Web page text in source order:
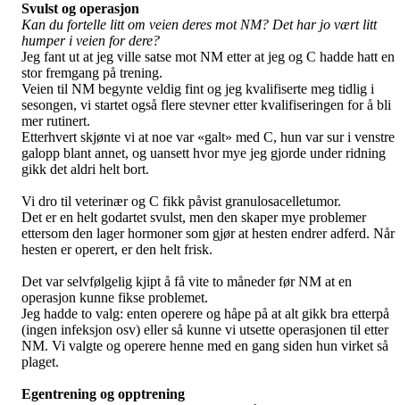
Svulst og operasjon
Kan du fortelle litt om veien deres mot NM? Det har jo vært litt
humper i veien for dere?
Jeg fant ut at jeg ville satse mot NM etter at jeg og C hadde hatt en
stor fremgang på trening.
Veien til NM begynte veldig fint og jeg kvalifiserte meg tidlig i
sesongen, vi startet også flere stevner etter kvalifiseringen for å bli
mer rutinert.
Etterhvert skjønte vi at noe var «galt» med C, hun var sur i venstre
galopp blant annet, og uansett hvor mye jeg gjorde under ridning
gikk det aldri helt bort.
Vi dro til veterinær og C fikk påvist granulosacelletumor.
Det er en helt godartet svulst, men den skaper mye problemer
ettersom den lager hormoner som gjør at hesten endrer adferd. Når
hesten er operert, er den helt frisk.
Det var selvfølgelig kjipt å få vite to måneder før NM at en
operasjon kunne fikse problemet.
Jeg hadde to valg: enten operere og håpe på at alt gikk bra etterpå
(ingen infeksjon osv) eller så kunne vi utsette operasjonen til etter
NM. Vi valgte og operere henne med en gang siden hun virket så
plaget.
Egentrening og opptrening